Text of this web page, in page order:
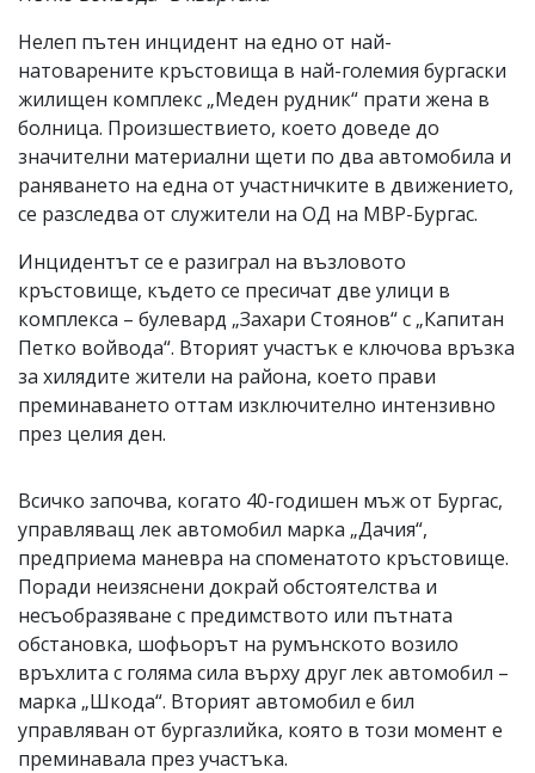
вас
моля
сигнализирайте
ни!
Нелеп пътен инцидент на едно от най-
натоварените кръстовища в най-големия бургаски
жилищен комплекс „Меден рудник“ прати жена в
болница. Произшествието, което доведе до
значителни материални щети по два автомобила и
раняването на една от участничките в движението,
се разследва от служители на ОД на МВР-Бургас.
Инцидентът се е разиграл на възловото
кръстовище, където се пресичат две улици в
комплекса – булевард „Захари Стоянов“ с „Капитан
Петко войвода“. Вторият участък е ключова връзка
за хилядите жители на района, което прави
преминаването оттам изключително интензивно
през целия ден.
Всичко започва, когато 40-годишен мъж от Бургас,
управляващ лек автомобил марка „Дачия“,
предприема маневра на споменатото кръстовище.
Поради неизяснени докрай обстоятелства и
несъобразяване с предимството или пътната
обстановка, шофьорът на румънското возило
връхлита с голяма сила върху друг лек автомобил –
марка „Шкода“. Вторият автомобил е бил
управляван от бургазлийка, която в този момент е
преминавала през участъка.